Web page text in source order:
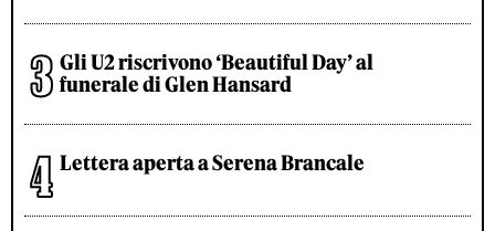
Gli U2 riscrivono ‘Beautiful Day’ al
funerale di Glen Hansard
Lettera aperta a Serena Brancale